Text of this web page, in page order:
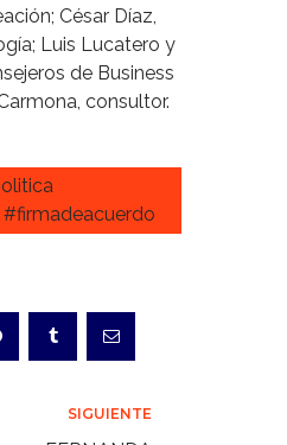
César Díaz,
Luis Lucatero y
de Business
consultor.
SIGUIENTE